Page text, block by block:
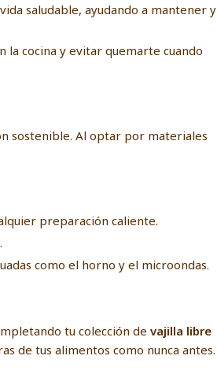
saludable, ayudando a mantener y
la cocina y evitar quemarte cuando
sostenible. Al optar por materiales
preparación caliente.
como el horno y el microondas.
tu colección devajilla libre
de tus alimentos como nunca antes.